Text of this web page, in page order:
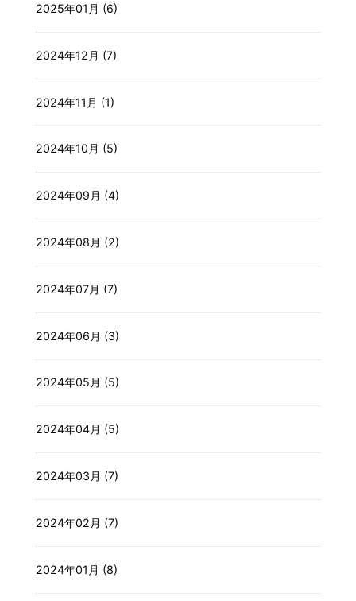
2025年01月 (6)
2024年12月 (7)
2024年11月 (1)
2024年10月 (5)
2024年09月 (4)
2024年08月 (2)
2024年07月 (7)
2024年06月 (3)
2024年05月 (5)
2024年04月 (5)
2024年03月 (7)
2024年02月 (7)
2024年01月 (8)